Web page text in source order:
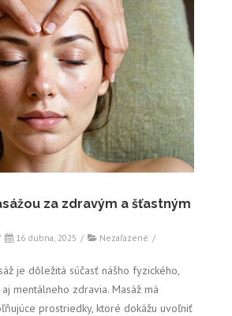
za zdravým a šťastným
16 dubna, 2025 / Nezařazené /
je dôležitá súčasť nášho fyzického,
mentálneho zdravia. Masáž má
prostriedky, ktoré dokážu uvoľniť